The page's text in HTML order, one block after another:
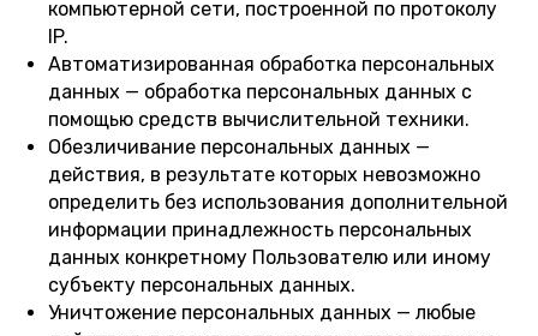
компьютерной сети, построенной по протоколу
IP.
Автоматизированная обработка персональных
данных — обработка персональных данных с
помощью средств вычислительной техники.
Обезличивание персональных данных —
действия, в результате которых невозможно
определить без использования дополнительной
информации принадлежность персональных
данных конкретному Пользователю или иному
субъекту персональных данных.
Уничтожение персональных данных — любые